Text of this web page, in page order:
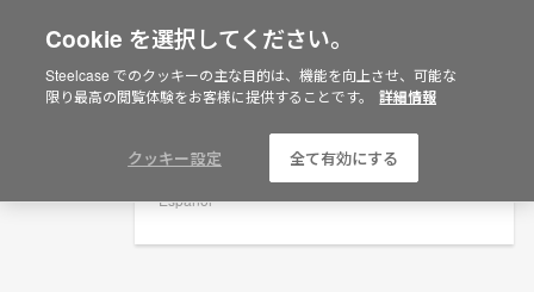
Are you in United States?
Would you like to see Products we sell in
Americas
Español
プランニングアイデア
フィルターを表示
Cookie を選択してください。
Steelcase でのクッキーの主な目的は、機能を向上させ、可能な
限り最高の閲覧体験をお客様に提供することです。
詳細情報
クッキー設定 全て有効にする